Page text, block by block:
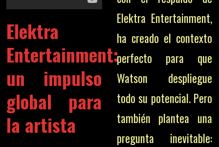
Elektra
Entertainment:
un impulso
global para
la artista
Elektra Entertainment,
ha creado el contexto
perfecto para que
Watson despliegue
todo su potencial. Pero
también plantea una
pregunta inevitable: